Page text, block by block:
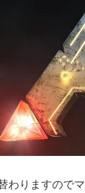
わりますので